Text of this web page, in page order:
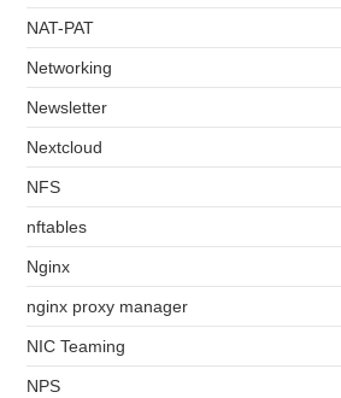
NAT-PAT
Networking
Newsletter
Nextcloud
NFS
nftables
Nginx
nginx proxy manager
NIC Teaming
NPS